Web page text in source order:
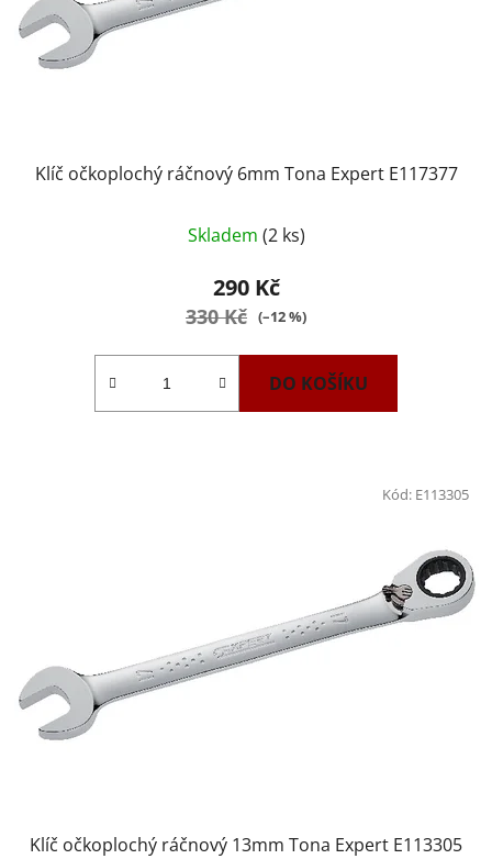
Klíč očkoplochý ráčnový 6mm Tona Expert E117377
Skladem (2 ks)
290 Kč
330 Kč (–12 %)
DO KOŠÍKU
Klíč očkoplochý ráčnový 13mm Tona Expert E113305
Kód: E113305